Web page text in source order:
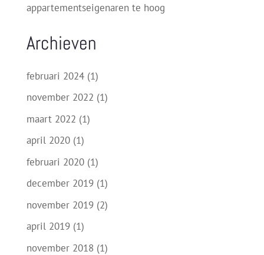
appartementseigenaren te hoog
Archieven
februari 2024(1)
november 2022 (1)
maart 2022 (1)
april 2020(1)
februari 2020(1)
december 2019(1)
november 2019(2)
april 2019(1)
november 2018 (1)